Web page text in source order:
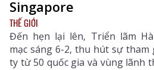
Singapore
THẾ GIỚI
Đến hẹn lại lên, Triển lãm
mạc sáng 6-2, thu hút sự tham
ty từ 50 quốc gia và vùng lãnh